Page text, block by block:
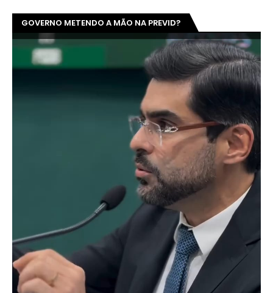
GOVERNO METENDO A MÃO NA PREVID?